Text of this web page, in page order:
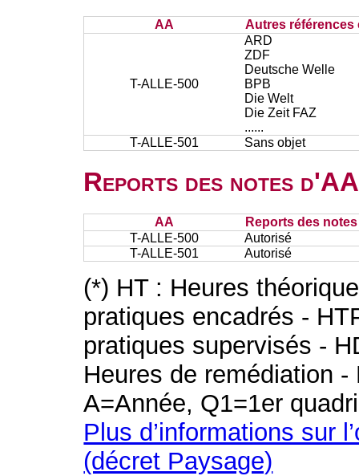
AA Autres références
T-ALLE-500
ARD
ZDF
Deutsche Welle
BPB
Die Welt
Die Zeit FAZ
......
T-ALLE-501
Sans objet
Reports des notes
AA
Reports des
T-ALLE-500
Autorisé
T-ALLE-501
Autorisé
(*) HT : Heures
pratiques encadrés -
pratiques supervisés -
Heures de remédiation
A=Année, Q1=1er
Plus d’informations sur
(décret Paysage)